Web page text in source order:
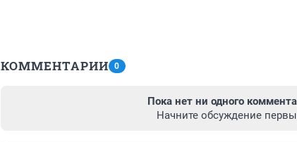
КОММЕНТАРИИ 0
Пока нет ни одного
Начните обсуждение